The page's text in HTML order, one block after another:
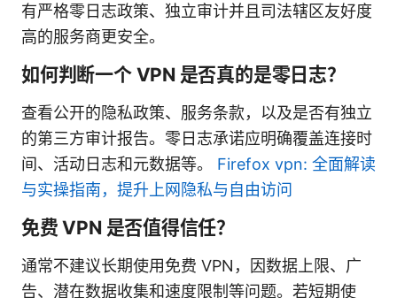
有严格零日志政策、独立审计并且司法辖区友好度
高的服务商更安全。
如何判断一个 VPN 是否真的是零日志？
查看公开的隐私政策、服务条款，以及是否有独立
的第三方审计报告。零日志承诺应明确覆盖连接时
间、活动日志和元数据等。 Firefox vpn: 全面解读
与实操指南，提升上网隐私与自由访问
免费 VPN 是否值得信任？
通常不建议长期使用免费 VPN，因数据上限、广
告、潜在数据收集和速度限制等问题。若短期使